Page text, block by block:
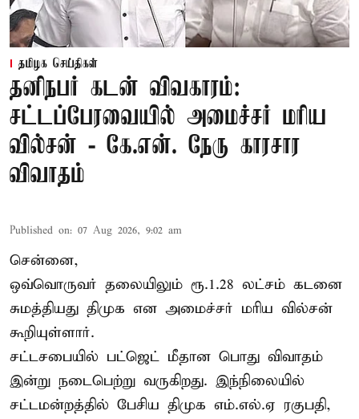
தமிழக செய்திகள்
தனிநபர் கடன் விவகாரம்:
சட்டப்பேரவையில் அமைச்சர் மரிய
வில்சன் - கே.என். நேரு காரசார
விவாதம்
Published on: 07 Aug 2026, 9:02 am
சென்னை,
ஒவ்வொருவர் தலையிலும் ரூ.1.28 லட்சம் கடனை
சுமத்தியது திமுக என அமைச்சர் மரிய வில்சன்
கூறியுள்ளார்.
சட்டசபையில் பட்ஜெட் மீதான பொது விவாதம்
இன்று நடைபெற்று வருகிறது. இந்நிலையில்
சட்டமன்றத்தில் பேசிய திமுக எம்.எல்.ஏ ரகுபதி,